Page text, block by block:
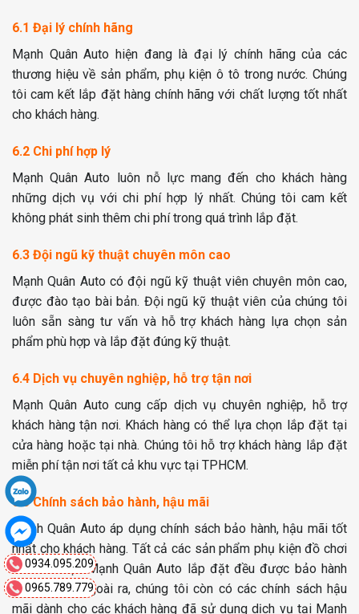
6.1 Đại lý chính hãng
Mạnh Quân Auto hiện đang là đại lý chính hãng của các
thương hiệu về sản phẩm, phụ kiện ô tô trong nước. Chúng
tôi cam kết lắp đặt hàng chính hãng với chất lượng tốt nhất
cho khách hàng.
6.2 Chi phí hợp lý
Mạnh Quân Auto luôn nỗ lực mang đến cho khách hàng
những dịch vụ với chi phí hợp lý nhất. Chúng tôi cam kết
không phát sinh thêm chi phí trong quá trình lắp đặt.
6.3 Đội ngũ kỹ thuật chuyên môn cao
Mạnh Quân Auto có đội ngũ kỹ thuật viên chuyên môn cao,
được đào tạo bài bản. Đội ngũ kỹ thuật viên của chúng tôi
luôn sẵn sàng tư vấn và hỗ trợ khách hàng lựa chọn sản
phẩm phù hợp và lắp đặt đúng kỹ thuật.
6.4 Dịch vụ chuyên nghiệp, hỗ trợ tận nơi
Mạnh Quân Auto cung cấp dịch vụ chuyên nghiệp, hỗ trợ
khách hàng tận nơi. Khách hàng có thể lựa chọn lắp đặt tại
cửa hàng hoặc tại nhà. Chúng tôi hỗ trợ khách hàng lắp đặt
miễn phí tận nơi tất cả khu vực tại TPHCM.
6.5 Chính sách bảo hành, hậu mãi
Mạnh Quân Auto áp dụng chính sách bảo hành, hậu mãi tốt
nhất cho khách hàng. Tất cả các sản phẩm phụ kiện đồ chơi
xe hơi được Mạnh Quân Auto lắp đặt đều được bảo hành
chính hãng. Ngoài ra, chúng tôi còn có các chính sách hậu
mãi dành cho các khách hàng đã sử dụng dịch vụ tại Mạnh
0965.789.779
0934.095.209